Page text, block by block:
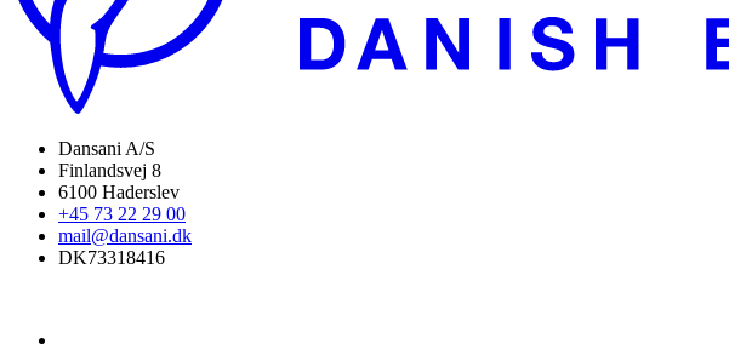
Dansani A/S
Finlandsvej 8
6100 Haderslev
+45 73 22 29 00
mail@dansani.dk
DK73318416